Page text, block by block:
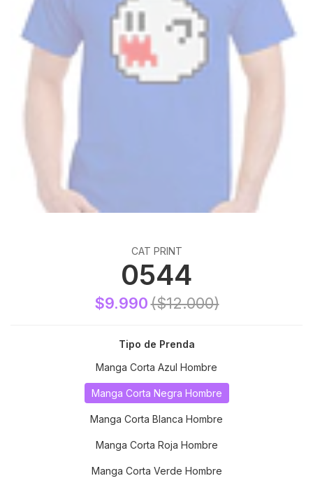
CAT PRINT
0544
$9.990($12.000)
Tipo de Prenda
Manga Corta Azul Hombre
Manga Corta Negra Hombre
Manga Corta Blanca Hombre
Manga Corta Roja Hombre
Manga Corta Verde Hombre